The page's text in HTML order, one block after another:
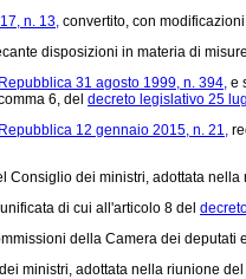
n. 13, convertito, con
disposizioni in materia di
31 agosto 1999, n. 394, e
6, del decreto legislativo 25
12 gennaio 2015, n. 21,
dei ministri, adottata nella
di cui all'articolo 8 del
della Camera dei deputati
ministri, adottata nella riunione